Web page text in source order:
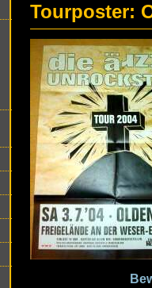
Tourposter: